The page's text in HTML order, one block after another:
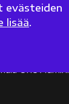
One
evästeiden
lisää.